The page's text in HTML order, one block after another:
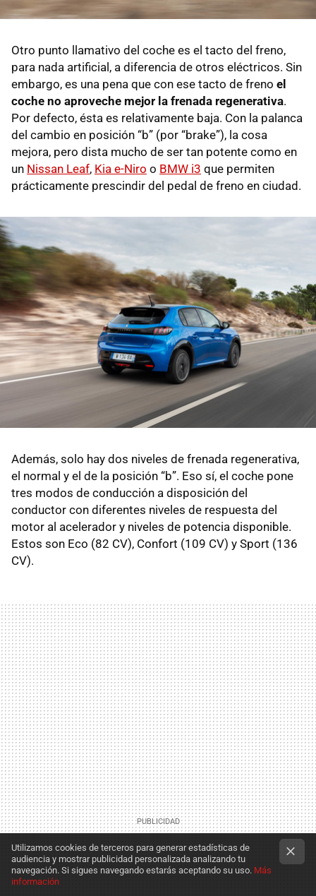
Otro punto llamativo del coche es el tacto del freno,
para nada artificial, a diferencia de otros eléctricos. Sin
embargo, es una pena que con ese tacto de freno el
coche no aproveche mejor la frenada regenerativa.
Por defecto, ésta es relativamente baja. Con la palanca
del cambio en posición “b” (por “brake”), la cosa
mejora, pero dista mucho de ser tan potente como en
un Nissan Leaf, Kia e-Niro o BMW i3 que permiten
prácticamente prescindir del pedal de freno en ciudad.
Además, solo hay dos niveles de frenada regenerativa,
el normal y el de la posición “b”. Eso sí, el coche pone
tres modos de conducción a disposición del
conductor con diferentes niveles de respuesta del
motor al acelerador y niveles de potencia disponible.
Estos son Eco (82 CV), Confort (109 CV) y Sport (136
CV).
Utilizamos cookies de terceros para generar estadísticas de
audiencia y mostrar publicidad personalizada analizando tu
navegación. Si sigues navegando estarás aceptando su uso. Más
información